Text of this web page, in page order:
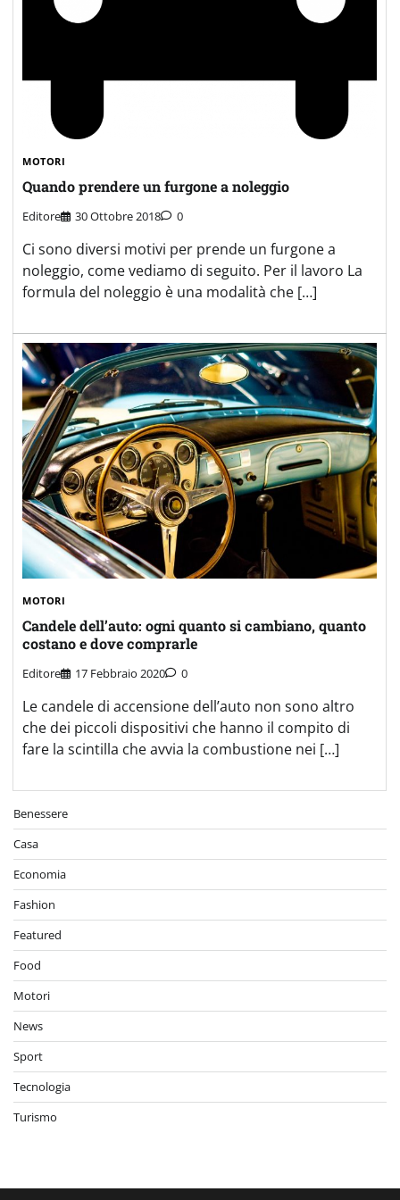
MOTORI
Quando prendere un furgone a noleggio
Editore 30 Ottobre 2018 0
Ci sono diversi motivi per prende un furgone a
noleggio, come vediamo di seguito. Per il lavoro La
formula del noleggio è una modalità che […]
MOTORI
Candele dell’auto: ogni quanto si cambiano, quanto
costano e dove comprarle
Editore 17 Febbraio 2020 0
Le candele di accensione dell’auto non sono altro
che dei piccoli dispositivi che hanno il compito di
fare la scintilla che avvia la combustione nei […]
Benessere
Casa
Economia
Fashion
Featured
Food
Motori
News
Sport
Tecnologia
Turismo